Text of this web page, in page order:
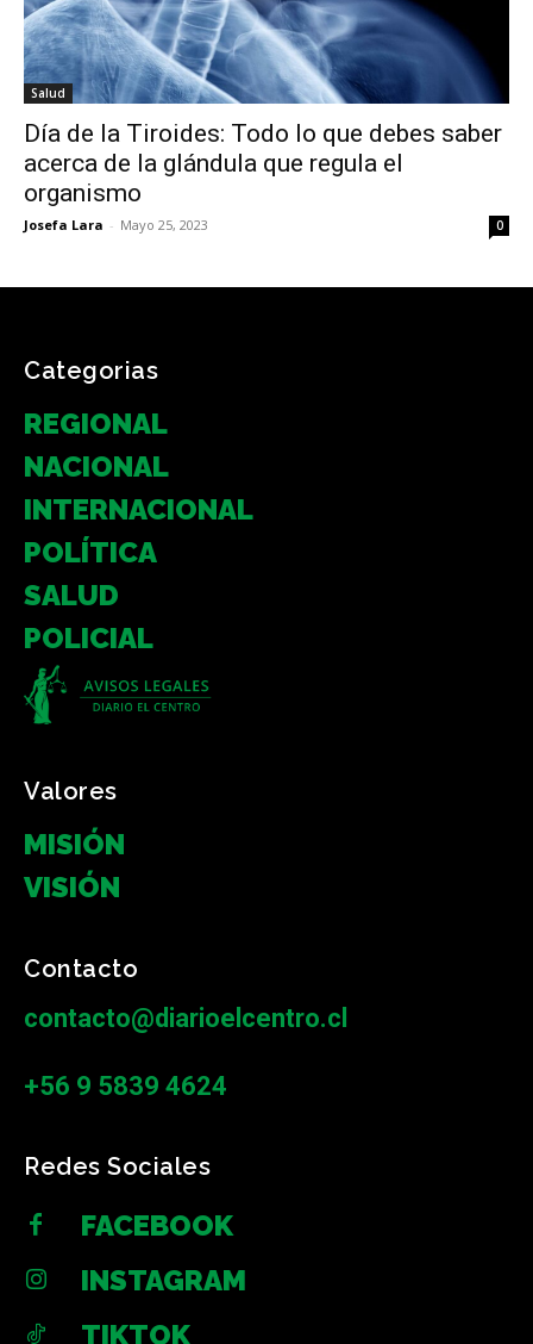
Salud
Día de la Tiroides: Todo lo que debes saber
acerca de la glándula que regula el
organismo
Josefa Lara - Mayo 25, 2023 0
Categorias
REGIONAL
NACIONAL
INTERNACIONAL
POLÍTICA
SALUD
POLICIAL
Valores
MISIÓN
VISIÓN
Contacto
contacto@diarioelcentro.cl
+56 9 5839 4624
Redes Sociales
FACEBOOK
INSTAGRAM
TIKTOK